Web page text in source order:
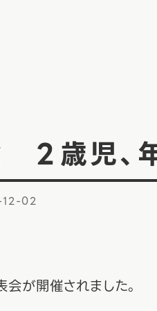
２歳児、
02
が開催されました。